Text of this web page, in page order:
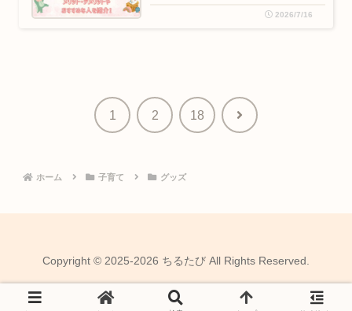
2026/7/16
1 2 18 次
ホーム 子育て グッズ
Copyright © 2025-2026 ちるたび All Rights Reserved.